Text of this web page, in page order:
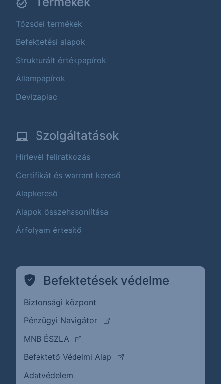
Tőzsdei termékek
Befektetési alapok
Strukturált értékpapírok
Állampapírok
Devizapiac
Szolgáltatások
Hírlevél feliratkozás
Certifikát és warrant kereső
Alapkereső
Alapok összehasonlítása
Árfolyam értesítő
Befektetések védelme
Biztonsági központ
Pénzügyi Navigátor
(külső oldalra ugrik)
MNB ÉSZLA
(külső oldalra ugrik)
Befektető Védelmi Alap
(külső oldalra ugrik)
Adatvédelem